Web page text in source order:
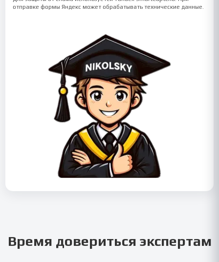
отправке формы Яндекс может обрабатывать технические данные.
Время довериться экспертам